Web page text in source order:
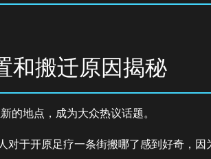
和搬迁原因揭秘
的地点，成为大众热议话题。
于开原足疗一条街搬哪了感到好奇，